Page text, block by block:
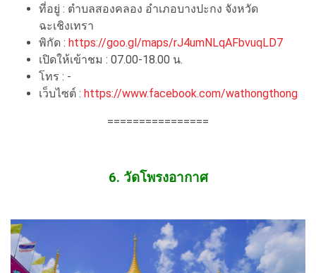
ที่อยู่ : ตำบลสองคลอง อำเภอบางปะกง จังหวัด
ฉะเชิงเทรา
พิกัด : https://goo.gl/maps/rJ4umNLqAFbvuqLD7
เปิดให้เข้าชม : 07.00-18.00 น.
โทร : -
เว็บไซต์ : https://www.facebook.com/wathongthong
================
6. วัดโพรงอากาศ